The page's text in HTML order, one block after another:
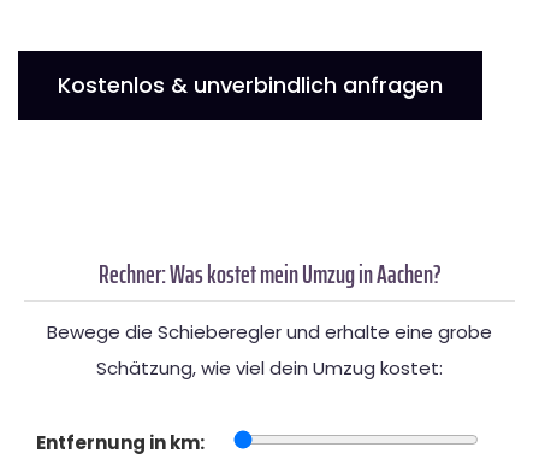
Kostenlos & unverbindlich anfragen
Rechner: Was kostet mein Umzug in Aachen?
Bewege die Schieberegler und erhalte eine grobe
Schätzung, wie viel dein Umzug kostet:
Entfernung in km: